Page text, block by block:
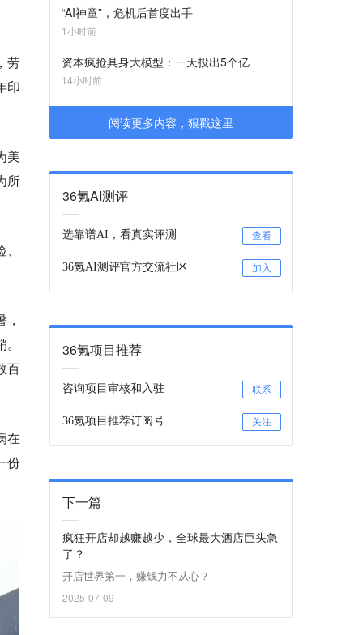
劳
印
美
所
百
在
份
“AI神童”，危机后首度出手
1小时前
资本疯抢具身大模型：一天投出5个亿
14小时前
阅读更多内容，狠戳这里
36氪AI测评
选靠谱AI，看真实评测 查看
36氪AI测评官方交流社区 加入
36氪项目推荐
咨询项目审核和入驻 联系
36氪项目推荐订阅号 关注
下一篇
疯狂开店却越赚越少，全球最大酒店巨头急
了？
开店世界第一，赚钱力不从心？
2025-07-09